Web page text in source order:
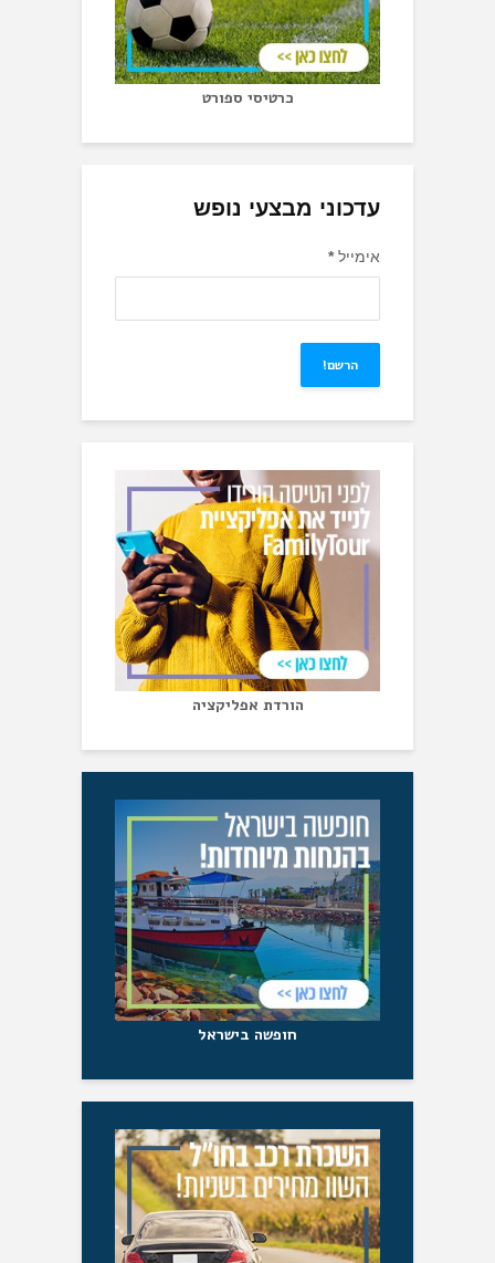
כרטיסי ספורט
עדכוני מבצעי נופש
אימייל*
הורדת אפליקציה
חופשה בישראל